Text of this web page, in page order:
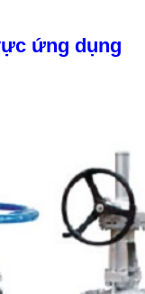
ứng dụng